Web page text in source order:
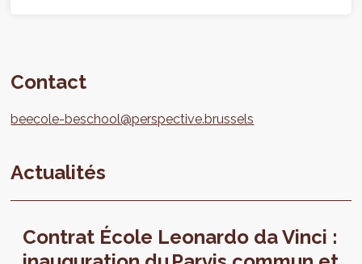
Contact
beecole-beschool@perspective.brussels
Actualités
Contrat École Leonardo da Vinci :